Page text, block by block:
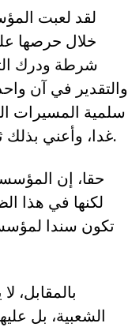
لقد لعبت
خلال حرصها
شرطة ودرك
والتقدير في آن
سلمية المسيرات
غدا، وأعني بذلك ثقافة منع استعمال العنف من أجل الوصول إلى السلطة أو التشبث بها.
حقا، إن
لكنها في هذا
تكون سندا
الشعبية، بل